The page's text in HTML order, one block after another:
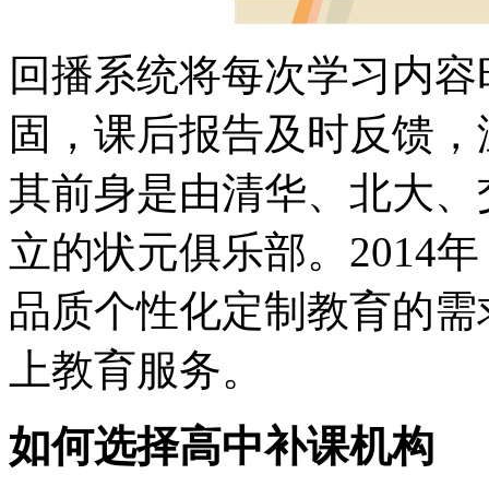
回播系统将每次学习内
固，课后报告及时反馈
其前身是由清华、北大
立的状元俱乐部。2014
品质个性化定制教育的
上教育服务。
如何选择高中补课机构